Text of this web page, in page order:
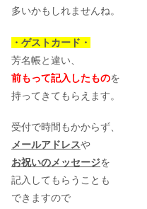
多いかもしれませんね。
・ゲストカード・
芳名帳と違い、
前もって記入したものを
持ってきてもらえます。
受付で時間もかからず、
メールアドレスや
お祝いのメッセージを
記入してもらうことも
できますので